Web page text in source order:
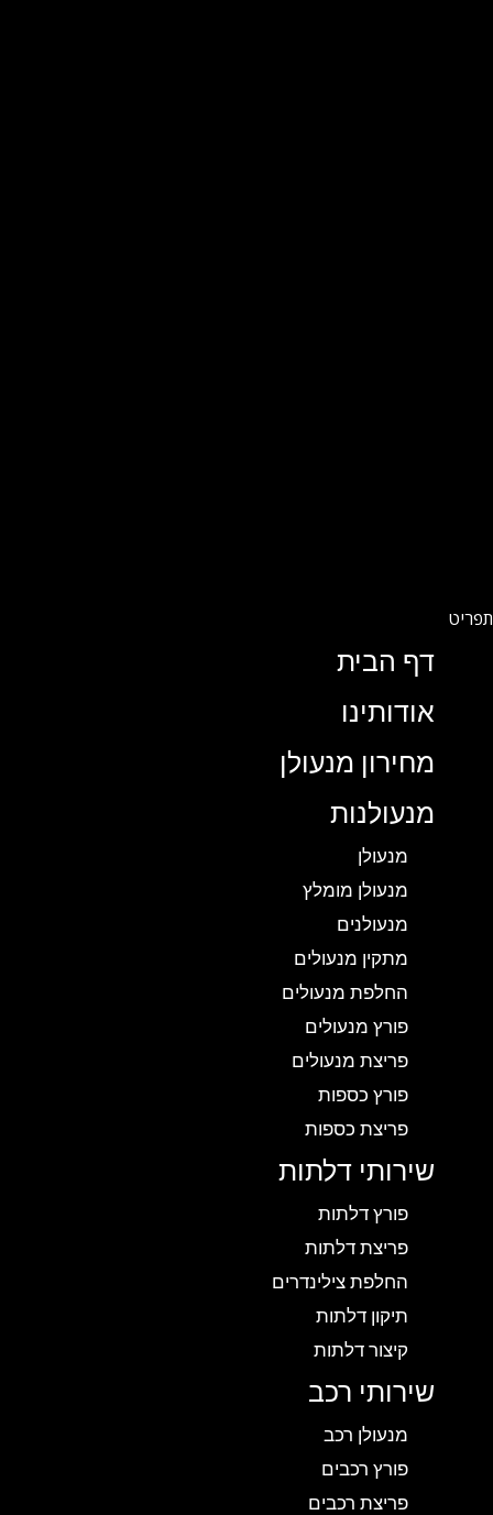
דף הבית
אודותינו
מחירון מנעולן
מנעולנות
מנעולן
מנעולן מומלץ
מנעולנים
מתקין מנעולים
החלפת מנעולים
פורץ מנעולים
פריצת מנעולים
פורץ כספות
פריצת כספות
שירותי דלתות
פורץ דלתות
פריצת דלתות
החלפת צילינדרים
תיקון דלתות
קיצור דלתות
שירותי רכב
מנעולן רכב
פורץ רכבים
פריצת רכבים